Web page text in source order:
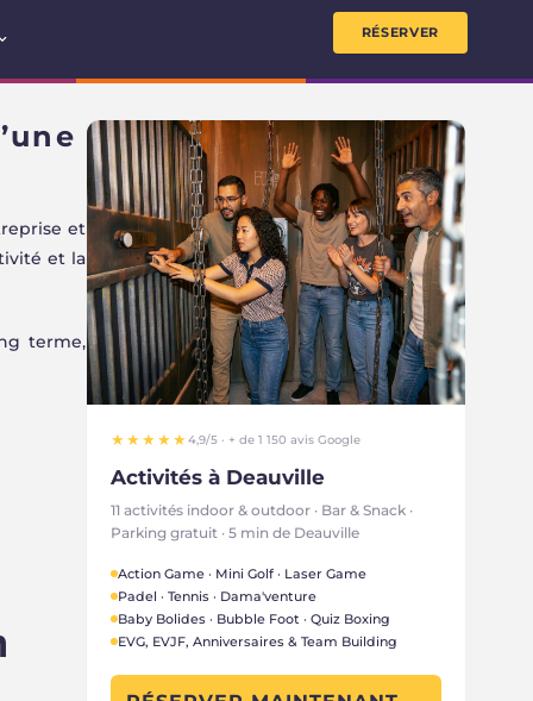
RÉSERVER
et
et la
terme,
★★★★★4,9/5 · + de 1 150 avis Google
Activités à Deauville
11 activités indoor & outdoor · Bar & Snack ·
Parking gratuit · 5 min de Deauville
Action Game · Mini Golf · Laser Game
Padel · Tennis · Dama'venture
Baby Bolides · Bubble Foot · Quiz Boxing
EVG, EVJF, Anniversaires & Team Building